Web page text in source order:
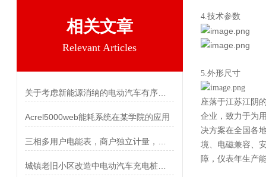
相关文章
Relevant Articles
Acrel5000web能耗系统在某学院的应用
4.技术参数
5.外形尺寸
座落于江苏江阴
企业，致力于为
决方案在全国各
境、电磁兼容、
障，仪表年生产